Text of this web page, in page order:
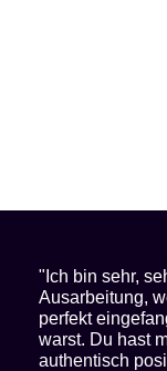
"Ich bin sehr,
Ausarbeitung,
perfekt
warst. Du hast
authentisch